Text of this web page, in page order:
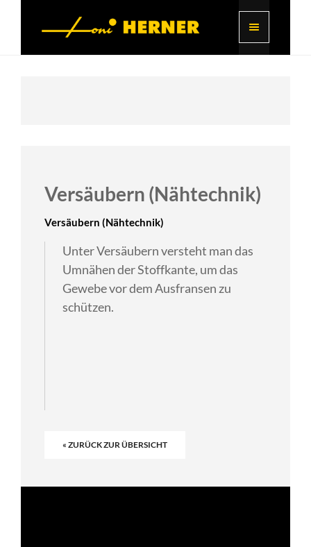
Versäubern (Nähtechnik)
Versäubern (Nähtechnik)
Unter Versäubern versteht man das
Umnähen der Stoffkante, um das
Gewebe vor dem Ausfransen zu
schützen.
« ZURÜCK ZUR ÜBERSICHT